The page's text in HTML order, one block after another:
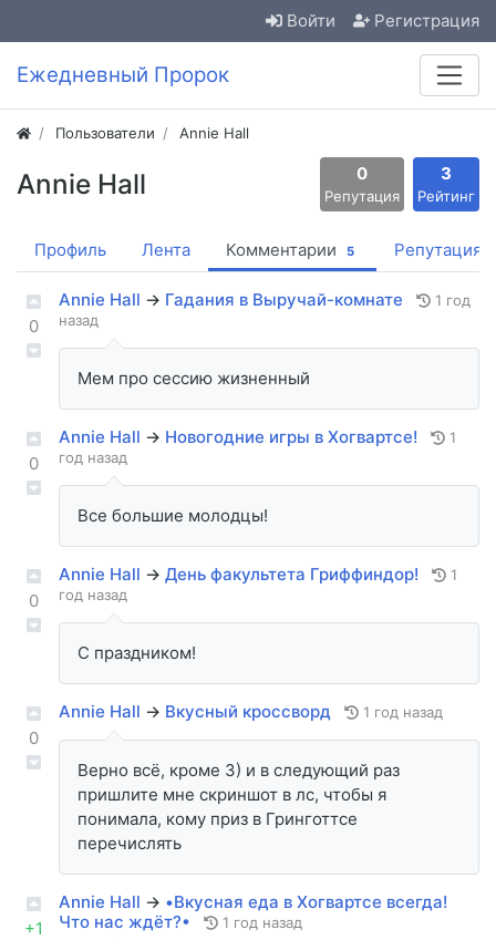
Войти Регистрация
Ежедневный Пророк
Пользователи Annie Hall
Annie Hall 0
Репутация
3
Рейтинг
Профиль Лента Комментарии 5 Репутация
0
Annie Hall → Гадания в Выручай-комнате
1 год
назад
Мем про сессию жизненный
0
Annie Hall → Новогодние игры в Хогвартсе!
1
год назад
Все большие молодцы!
0
Annie Hall → День факультета Гриффиндор!
1
год назад
С праздником!
0
Annie Hall → Вкусный кроссворд 1 год назад
Верно всё, кроме 3) и в следующий раз
пришлите мне скриншот в лс, чтобы я
понимала, кому приз в Гринготтсе
перечислять
+1
Annie Hall → •Вкусная еда в Хогвартсе всегда!
Что нас ждёт?•
1 год назад